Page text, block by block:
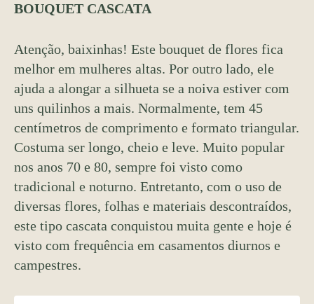
BOUQUET CASCATA
Atenção, baixinhas! Este bouquet de flores fica
melhor em mulheres altas. Por outro lado, ele
ajuda a alongar a silhueta se a noiva estiver com
uns quilinhos a mais. Normalmente, tem 45
centímetros de comprimento e formato triangular.
Costuma ser longo, cheio e leve. Muito popular
nos anos 70 e 80, sempre foi visto como
tradicional e noturno. Entretanto, com o uso de
diversas flores, folhas e materiais descontraídos,
este tipo cascata conquistou muita gente e hoje é
visto com frequência em casamentos diurnos e
campestres.